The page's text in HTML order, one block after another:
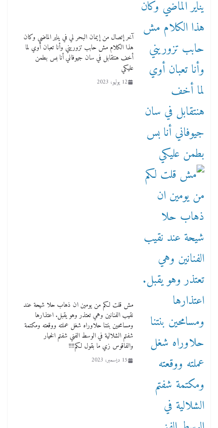
آخر إتصال من إيمان البحر لي في يناير الماضي وكان
هذا الكلام مش حابب تزوريني وأنا تعبان أوي لما
أخف هنتقابل في سان جيوفاني أنا بس بطمن
عليكي
12 يوليو، 2023
مش قلت لكم من يومين ان ذهاب حلا شيحة عند
نقيب الفنانين وهي تعتذر وهو يقبل. اعتذارها
ومسامحين بنتنا حلاوراه شغل عملته ووقعته ومكتمة
شفتم الشلالية في الوسط الفني شفتم الخيار
والفاقوس زي ما بقول لكم!!!!
15 ديسمبر، 2023